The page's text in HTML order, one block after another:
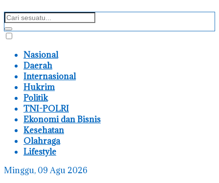
Nasional
Daerah
Internasional
Hukrim
Politik
TNI-POLRI
Ekonomi dan Bisnis
Kesehatan
Olahraga
Lifestyle
Minggu, 09 Agu 2026